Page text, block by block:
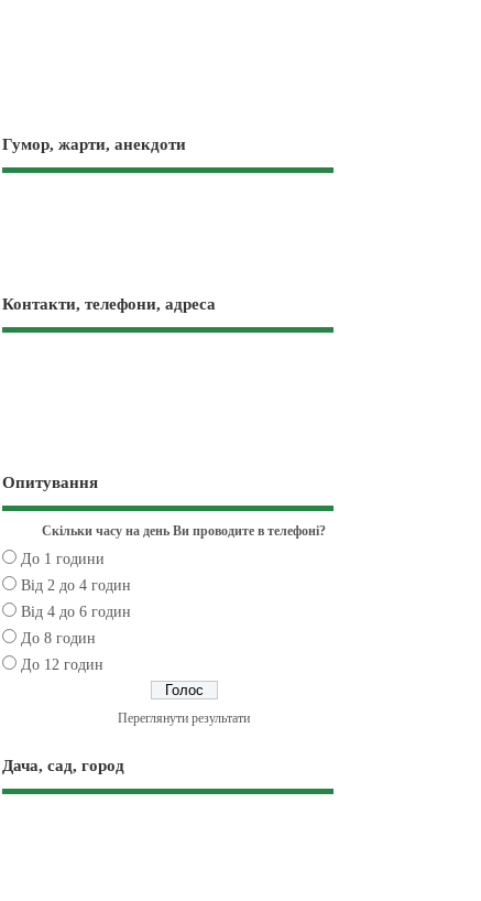
Гумор, жарти, анекдоти
Контакти, телефони, адреса
Опитування
Скільки часу на день Ви проводите в телефоні?
До 1 години
Від 2 до 4 годин
Від 4 до 6 годин
До 8 годин
До 12 годин
Переглянути результати
Дача, сад, город